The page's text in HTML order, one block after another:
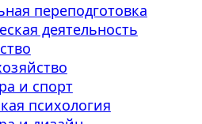
переподготовка
деятельность
и спорт
психология